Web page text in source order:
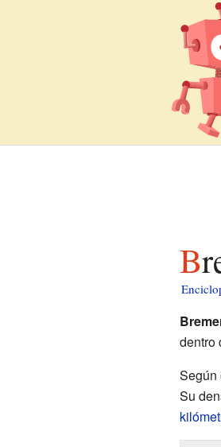
dentro
Según
Su